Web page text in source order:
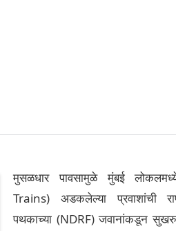
मुसळधार पावसामुळे मुंबई
Trains) अडकलेल्या प्रवाशांची
पथकाच्या (NDRF) जवानांकडून